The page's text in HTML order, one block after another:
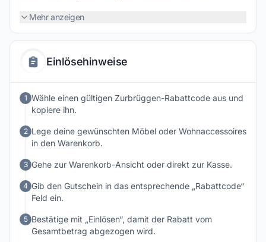
– ein attraktiver Anreiz, Wohnträume geschmackvoll und
Mehr anzeigen
Einlösehinweise
1 Wähle einen gültigen Zurbrüggen-Rabattcode aus und
kopiere ihn.
2 Lege deine gewünschten Möbel oder Wohnaccessoires
in den Warenkorb.
3 Gehe zur Warenkorb-Ansicht oder direkt zur Kasse.
4 Gib den Gutschein in das entsprechende „Rabattcode“
Feld ein.
5 Bestätige mit „Einlösen“, damit der Rabatt vom
Gesamtbetrag abgezogen wird.